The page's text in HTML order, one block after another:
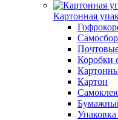
Картонная
Коробки
Картон
Упаковка